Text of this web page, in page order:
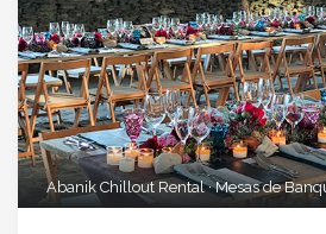
Abanik Chillout Rental · Mesas de